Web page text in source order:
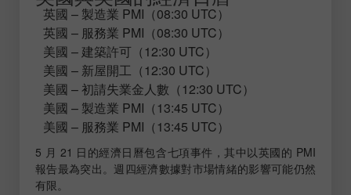
英國 – 製造業 PMI（08:30 UTC）
英國 – 服務業 PMI（08:30 UTC）
美國 – 建築許可（12:30 UTC）
美國 – 新屋開工（12:30 UTC）
美國 – 初請失業金人數（12:30 UTC）
美國 – 製造業 PMI（13:45 UTC）
美國 – 服務業 PMI（13:45 UTC）
5 月 21 日的經濟日曆包含七項事件，其中以英國的 PMI
報告最為突出。週四經濟數據對市場情緒的影響可能仍然
有限。